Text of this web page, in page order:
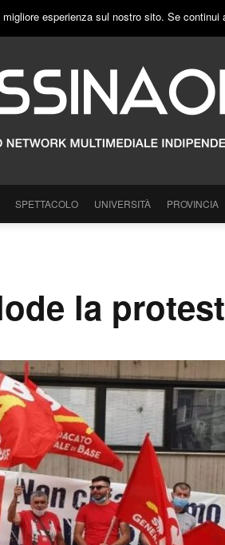
SPETTACOLO UNIVERSITÀ PROVINCIA
la
esperienza sul nostro sito. Se